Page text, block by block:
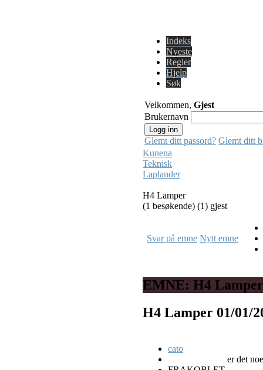
Indeks
Nyeste
Regler
Hjelp
Søk
Velkommen, Gjest
Brukernavn
Glemt ditt passord? Glemt ditt
Kunena
Teknisk
Laplander
H4 Lamper
(1 besøkende) (1) gjest
Svar på emne Nytt emne
EMNE: H4 Lamper
H4 Lamper 01/01/
cato
er det